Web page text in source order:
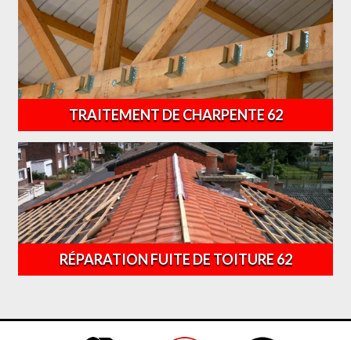
TRAITEMENT DE CHARPENTE 62
RÉPARATION FUITE DE TOITURE 62